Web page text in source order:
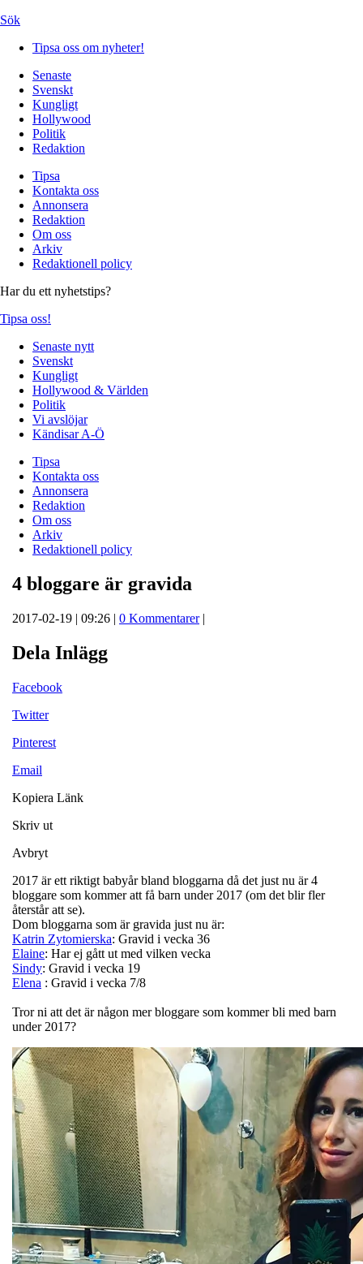
Sök
Tipsa oss om nyheter!
Senaste
Svenskt
Kungligt
Hollywood
Politik
Redaktion
Tipsa
Kontakta oss
Annonsera
Redaktion
Om oss
Arkiv
Redaktionell policy
Har du ett nyhetstips?
Tipsa oss!
Senaste nytt
Svenskt
Kungligt
Hollywood & Världen
Politik
Vi avslöjar
Kändisar A-Ö
Tipsa
Kontakta oss
Annonsera
Redaktion
Om oss
Arkiv
Redaktionell policy
4 bloggare är gravida
2017-02-19 | 09:26 | 0 Kommentarer|
Dela Inlägg
Facebook
Twitter
Pinterest
Email
Kopiera Länk
Skriv ut
Avbryt
2017 är ett riktigt babyår bland bloggarna då det just nu är 4
bloggare som kommer att få barn under 2017 (om det blir fler
återstår att se).
Dom bloggarna som är gravida just nu är:
Katrin Zytomierska: Gravid i vecka 36
Elaine: Har ej gått ut med vilken vecka
Sindy: Gravid i vecka 19
Elena : Gravid i vecka 7/8
Tror ni att det är någon mer bloggare som kommer bli med barn
under 2017?